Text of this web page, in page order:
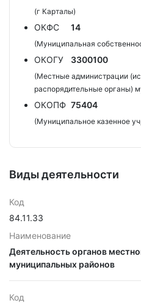
(г Карталы)
ОКФС 14
(Муниципальная
ОКОГУ 3300100
(Местные администрации
распорядительные органы)
ОКОПФ 75404
(Муниципальное казенное
Виды деятельности
Код
84.11.33
Наименование
Деятельность органов
муниципальных районов
Код